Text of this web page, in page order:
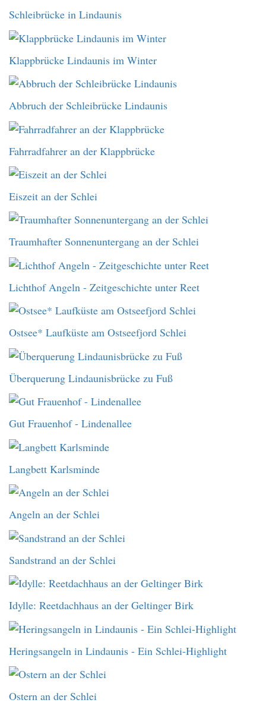
Schleibrücke in Lindaunis
Klappbrücke Lindaunis im Winter
Abbruch der Schleibrücke Lindaunis
Fahrradfahrer an der Klappbrücke
Eiszeit an der Schlei
Traumhafter Sonnenuntergang an der Schlei
Lichthof Angeln - Zeitgeschichte unter Reet
Ostsee* Laufküste am Ostseefjord Schlei
Überquerung Lindaunisbrücke zu Fuß
Gut Frauenhof - Lindenallee
Langbett Karlsminde
Angeln an der Schlei
Sandstrand an der Schlei
Idylle: Reetdachhaus an der Geltinger Birk
Heringsangeln in Lindaunis - Ein Schlei-Highlight
Ostern an der Schlei